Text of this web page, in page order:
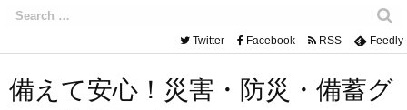
備えて安心！災害・防災・備蓄グ
Twitter Facebook RSS Feedly